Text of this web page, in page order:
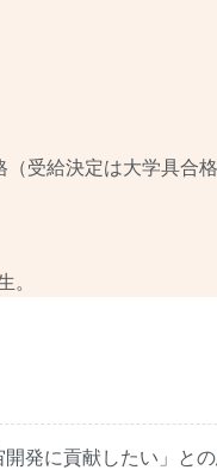
受給決定は大学具合格
。
発に貢献したい」と